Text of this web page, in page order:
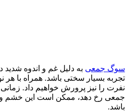
سوگ جمعی به دلیل غم و اندوه شدید
تجربه بسیار سختی باشد. همراه با
نفرت را نیز پرورش خواهیم داد.
جمعی رخ دهد، ممکن است این خشم و
باشد.